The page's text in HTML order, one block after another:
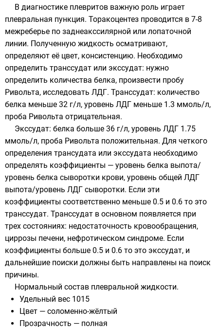
В диагностике плевритов важную роль играет
плевральная пункция. Торакоцентез проводится в 7-8
межреберье по заднеакссилярной или лопаточной
линии. Полученную жидкость осматривают,
определяют её цвет, консистенцию. Необходимо
определить транссудат или экссудат: нужно
определить количества белка, произвести пробу
Ривольта, исследовать ЛДГ. Транссудат: количество
белка меньше 32 г/л, уровень ЛДГ меньше 1.3 ммоль/л,
проба Ривольта отрицательная.
Экссудат: белка больше 36 г/л, уровень ЛДГ 1.75
ммоль/л, проба Ривольта положительная. Для четкого
определения трансудата или экссудата необходимо
определять коэффициенты — уровень белка выпота/
уровень белка сыворотки крови, уровень общей ЛДГ
выпота/уровень ЛДГ сыворотки. Если эти
коэффициенты соответственно меньше 0.5 и 0.6 то это
транссудат. Транссудат в основном появляется при
трех состояниях: недостаточность кровообращения,
циррозы печени, нефротическом синдроме. Если
коэффициенты больше 0.5 и 0.6 то это экссудат, и
дальнейшие поиски должны быть направлены на поиск
причины.
Нормальный состав плевральной жидкости.
Удельный вес 1015
Цвет — соломенно-жёлтый
Прозрачность — полная